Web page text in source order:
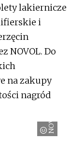
lakiernicze
i
NOVOL. Do
na zakupy
nagród
NOVOL